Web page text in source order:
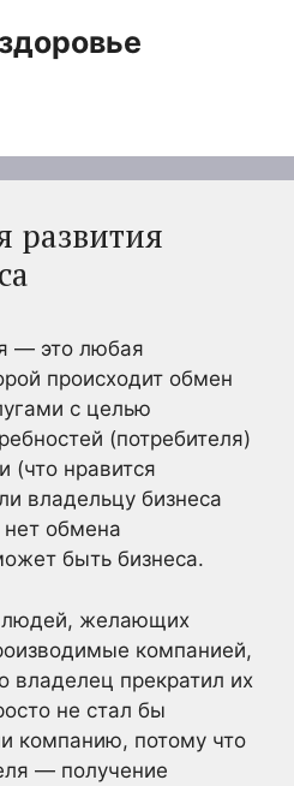
развития
— это любая
происходит обмен
с целью
(потребителя)
(что нравится
владельцу бизнеса
обмена
быть бизнеса.
людей, желающих
компанией,
владелец прекратил их
не стал бы
компанию, потому что
— получение